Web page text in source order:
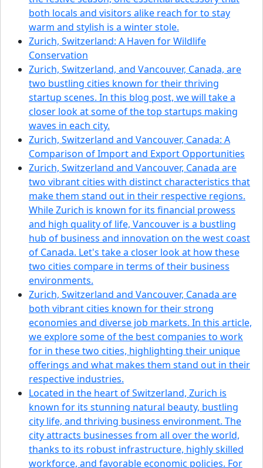
both locals and visitors alike reach for to stay
warm and stylish is a winter stole.
Zurich, Switzerland: A Haven for Wildlife
Conservation
Zurich, Switzerland, and Vancouver, Canada, are
two bustling cities known for their thriving
startup scenes. In this blog post, we will take a
closer look at some of the top startups making
waves in each city.
Zurich, Switzerland and Vancouver, Canada: A
Comparison of Import and Export Opportunities
Zurich, Switzerland and Vancouver, Canada are
two vibrant cities with distinct characteristics that
make them stand out in their respective regions.
While Zurich is known for its financial prowess
and high quality of life, Vancouver is a bustling
hub of business and innovation on the west coast
of Canada. Let's take a closer look at how these
two cities compare in terms of their business
environments.
Zurich, Switzerland and Vancouver, Canada are
both vibrant cities known for their strong
economies and diverse job markets. In this article,
we explore some of the best companies to work
for in these two cities, highlighting their unique
offerings and what makes them stand out in their
respective industries.
Located in the heart of Switzerland, Zurich is
known for its stunning natural beauty, bustling
city life, and thriving business environment. The
city attracts businesses from all over the world,
thanks to its robust infrastructure, highly skilled
workforce, and favorable economic policies. For